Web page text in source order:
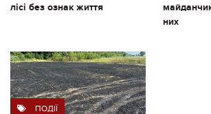
лісі без ознак життя
них
ПОДІЇ